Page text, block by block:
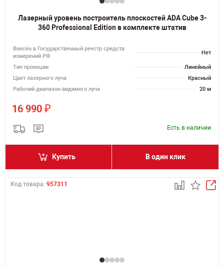
Лазерный уровень построитель плоскостей ADA Cube 3-
360 Professional Edition в комплекте штатив
Внесён в Государственный реестр средств
измерений РФ
Нет
Тип проекции
Линейный
Цвет лазерного луча
Красный
Рабочий диапазон видимого луча
20 м
16 990 ₽
Есть в наличии
Купить В один клик
Код товара: 957311